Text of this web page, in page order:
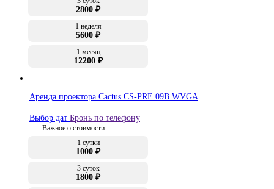
2800 ₽
1 неделя
5600 ₽
1 месяц
12200 ₽
Аренда проектора Cactus CS-PRE.09B.WVGA
Выбор дат Бронь по телефону
Важное о стоимости
1 сутки
1000 ₽
3 суток
1800 ₽